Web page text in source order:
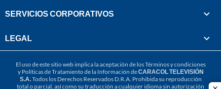
SERVICIOS CORPORATIVOS
LEGAL
El uso de este sitio web implica la aceptación de losTérminos y condiciones
y Políticas de Tratamiento de la Información deCARACOL TELEVISIÓN
S.A.Todos los Derechos Reservados D.R.A. Prohibida su reproducción
total o parcial, así como su traducción a cualquier idioma sin autorización